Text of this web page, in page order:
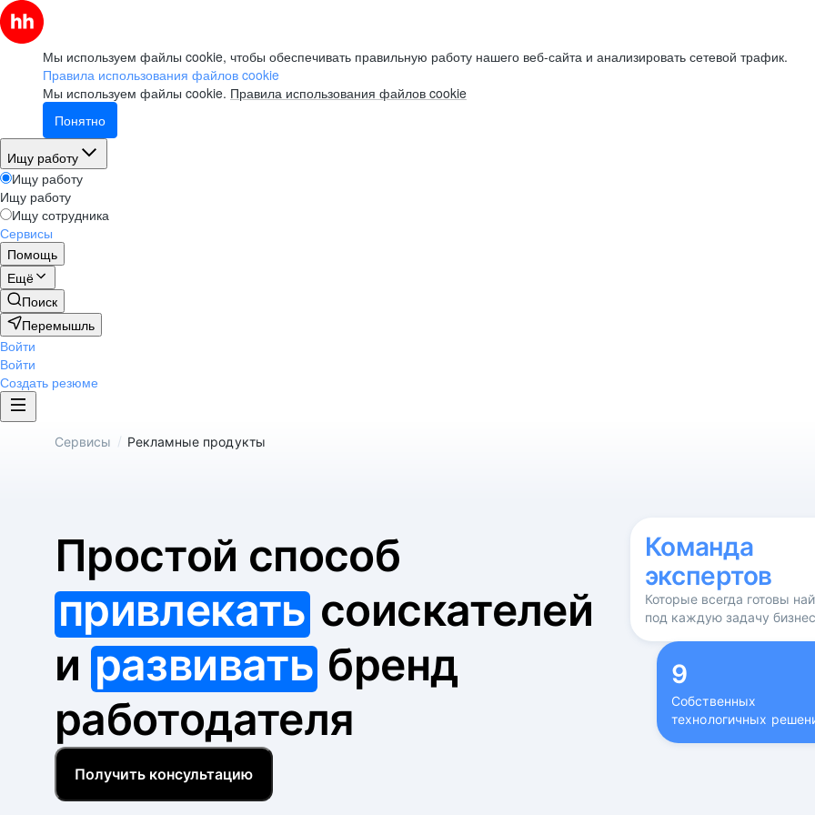
Мы используем файлы cookie, чтобы обеспечивать правильную работу нашего веб-сайта и анализировать сетевой трафик.
Правила использования файлов cookie
Мы используем файлы cookie. Правила использования файлов cookie
Понятно
Ищу работу
Ищу работу
Ищу работу
Ищу сотрудника
Сервисы
Помощь
Ещё
Поиск
Перемышль
Войти
Войти
Создать резюме
Сервисы / Рекламные продукты
Простой способ
привлекатьсоискателей
и развивать бренд
работодателя
Получить консультацию
Команда
экспертов
Которые всегда готовы
под каждую задачу
9
Собственных
технологичных